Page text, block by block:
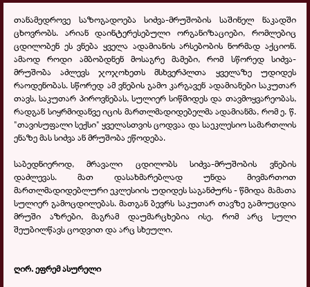
თანამედროვე საზოგადოება სიძვა-მრუშობის საშინელ ნაკადში
ცხოვრობს. არიან დაინტერესებული ორგანიზაციები, რომლებიც
ცდილობენ ეს ვნება ყველა ადამიანის არსებობის ნორმად აქციონ.
ამაოდ როდი ამბობდნენ მოსაგრე მამები, რომ სწორედ სიძვა-
მრუშობა აძლევს ჯოჯოხეთს მსხვერპლთა ყველაზე უდიდეს
რაოდენობას. სწორედ ამ ვნების გამო კარგავენ ადამიანები საკუთარ
თავს, საკუთარ პიროვნებას, სულიერ სიწმიდეს და თავმოყვარეობას,
რადგან სიყრმიდანვე იცის მართლმადიდებელმა ადამიანმა, რომ ე. წ.
"თავისუფალი სექსი" ყველასთვის ცოდვაა და საეკლესიო სამართლის
ენაზე მას სიძვა ან მრუშობა ეწოდება.
საბედნიეროდ, მრავალი ცდილობს სიძვა-მრუშობის ვნების
დაძლევას. მათ დასახმარებლად უნდა მივმართოთ
მართლმადიდებლური ეკლესიის უდიდეს საგანძურს - წმიდა მამათა
სულიერ გამოცდილებას. მათგან ბევრს საკუთარ თავზე გამოუცდია
მრუში აზრები, მაგრამ დაუმარცხებია ისე, რომ არც სული
შეუბილწავს ცოდვით და არც სხეული.
ღირ. ეფრემ ასურელი